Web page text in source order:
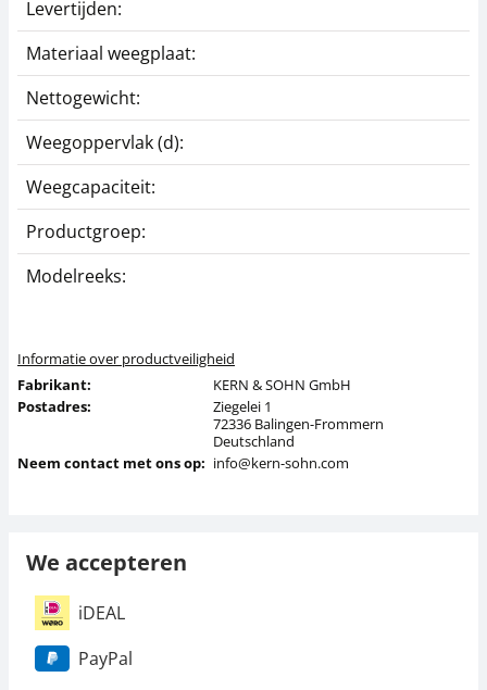
Levertijden:
Materiaal weegplaat:
Nettogewicht:
Weegoppervlak (d):
Weegcapaciteit:
Productgroep:
Modelreeks:
Informatie over productveiligheid
Fabrikant:
KERN & SOHN GmbH
Postadres:
Ziegelei 1
72336 Balingen-Frommern
Deutschland
Neem contact met ons op: info@kern-sohn.com
We accepteren
iDEAL
PayPal